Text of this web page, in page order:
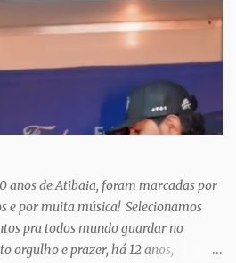
anos de Atibaia, foram marcadas por
e por muita música! Selecionamos
pra todos mundo guardar no
orgulho e prazer, há 12 anos,